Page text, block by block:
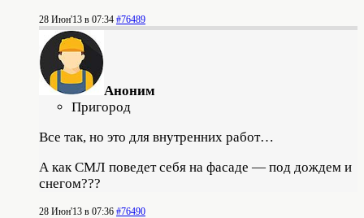
28 Июн'13 в 07:34 #76489
Аноним
Пригород
Все так, но это для внутренних работ…
А как СМЛ поведет себя на фасаде — под дождем и
снегом???
28 Июн'13 в 07:36 #76490